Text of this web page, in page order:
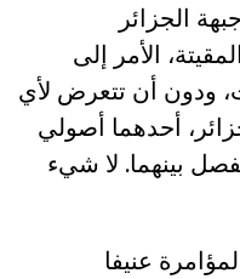
الجزائر
الأمر إلى
ودون أن تتعرض لأي
أحدهما أصولي
بينهما. لا شيء
عنيفا